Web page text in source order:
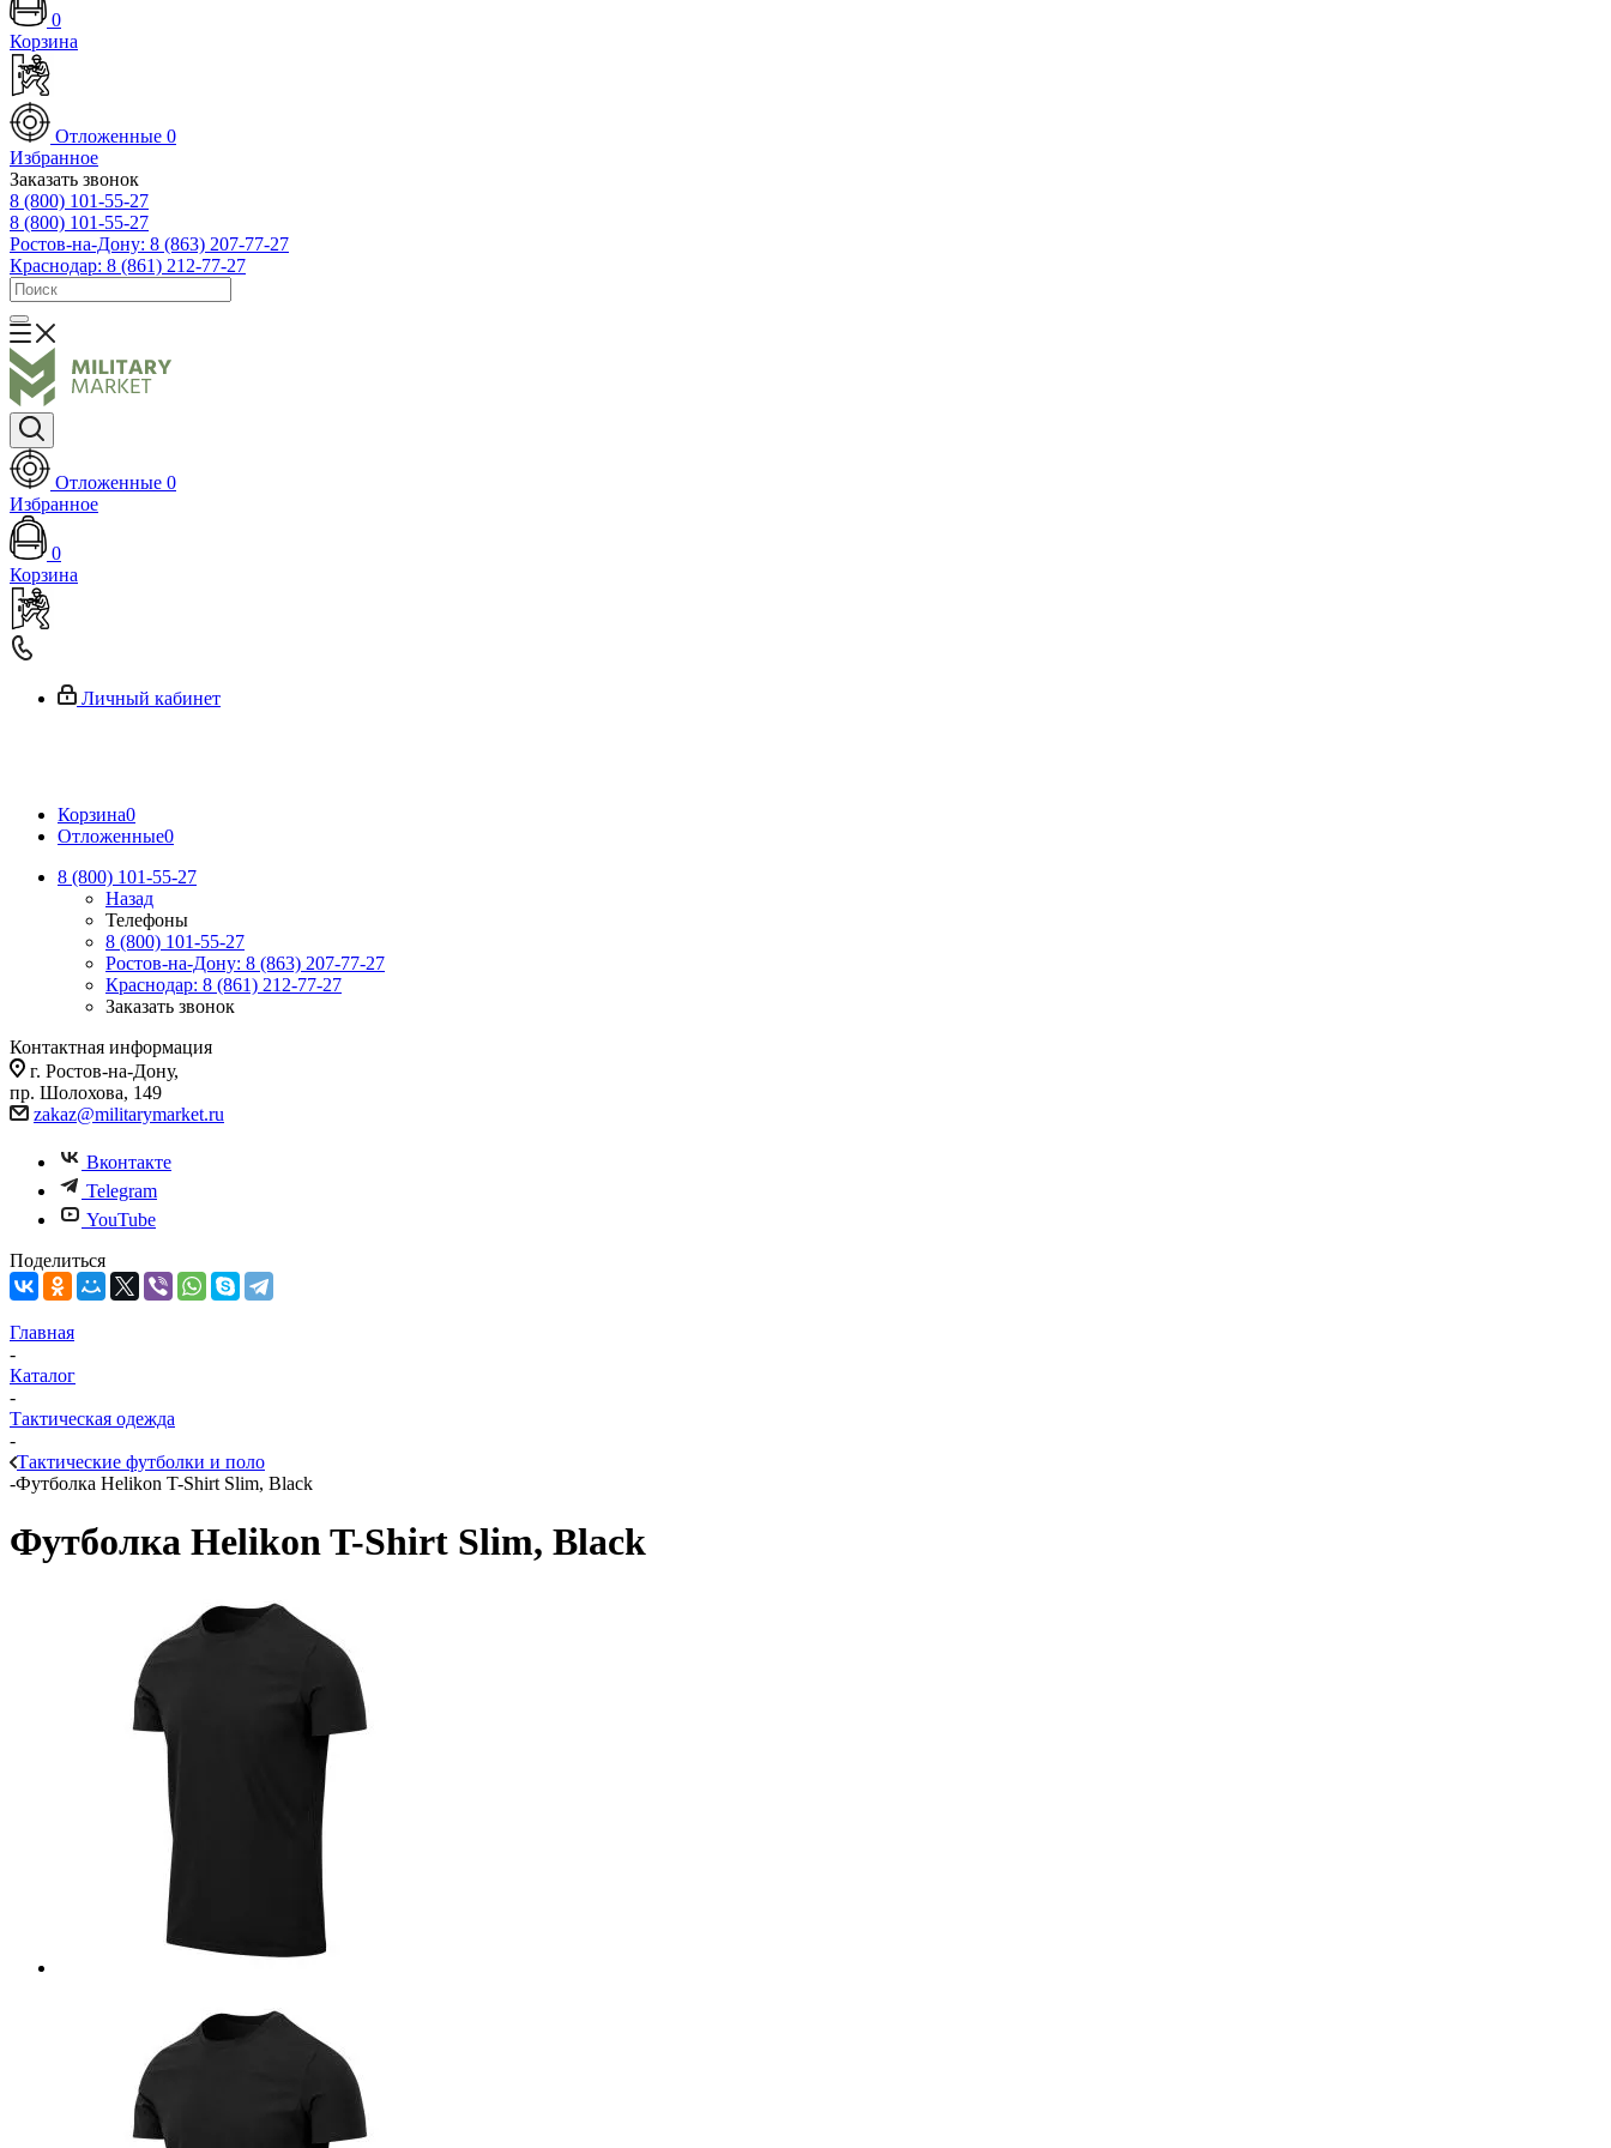
0
Корзина
Отложенные 0
Избранное
Заказать звонок
8 (800) 101-55-27
8 (800) 101-55-27
Ростов-на-Дону: 8 (863) 207-77-27
Краснодар: 8 (861) 212-77-27
Отложенные 0
Избранное
0
Корзина
Личный кабинет
Корзина0
Отложенные0
8 (800) 101-55-27
Назад
Телефоны
8 (800) 101-55-27
Ростов-на-Дону: 8 (863) 207-77-27
Краснодар: 8 (861) 212-77-27
Заказать звонок
Контактная информация
г. Ростов-на-Дону,
пр. Шолохова, 149
zakaz@militarymarket.ru
Вконтакте
Telegram
YouTube
Поделиться
Главная
-
Каталог
-
Тактическая одежда
-
Тактические футболки и поло
-Футболка Helikon T-Shirt Slim, Black
Футболка Helikon T-Shirt Slim, Black